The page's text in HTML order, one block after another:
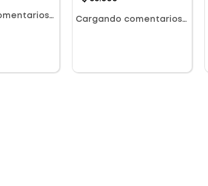
Tech Gel 85g X 2Und
Cargando comentarios…